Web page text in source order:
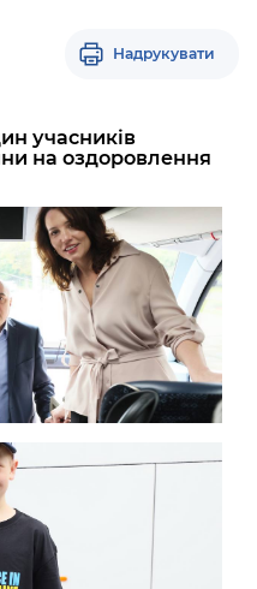
Надрукувати
учасників
на оздоровлення